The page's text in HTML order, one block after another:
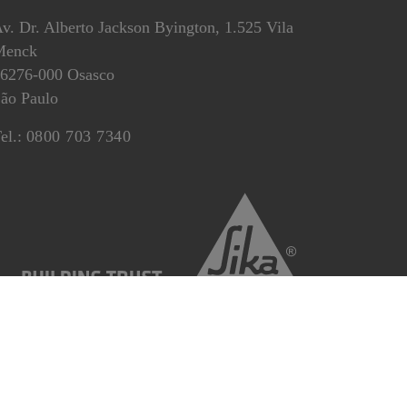
Dr. Alberto Jackson Byington, 1.525 Vila
000 Osasco
Paulo
0800 703 7340